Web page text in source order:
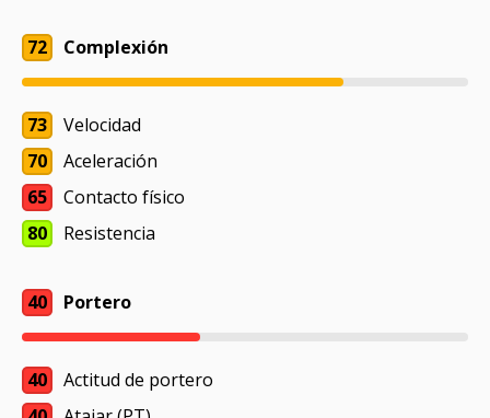
72 Complexión
73
Velocidad
70
Aceleración
65
Contacto físico
80
Resistencia
40 Portero
40
Actitud de portero